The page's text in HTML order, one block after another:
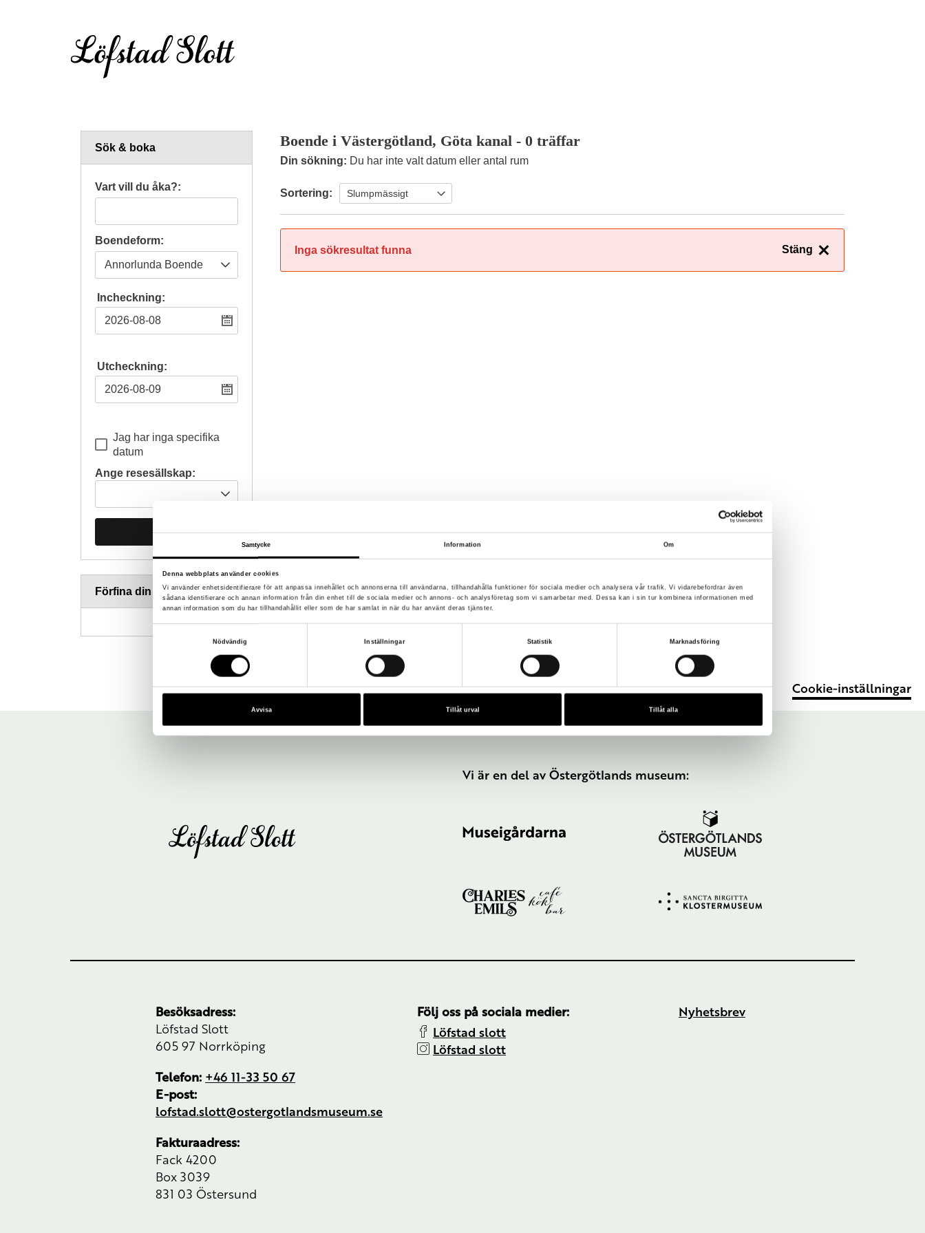
Samtycke Information Om
Denna webbplats använder cookies
Vi använder enhetsidentifierare för att anpassa innehållet och annonserna till användarna, tillhandahålla funktioner för sociala medier och analysera vår trafik. Vi vidarebefordrar även
sådana identifierare och annan information från din enhet till de sociala medier och annons- och analysföretag som vi samarbetar med. Dessa kan i sin tur kombinera informationen med
annan information som du har tillhandahållit eller som de har samlat in när du har använt deras tjänster.
Nödvändig
Inställningar Statistik Marknadsföring
Avvisa Tillåt urval Tillåt alla
Boende i Västergötland, Göta kanal - 0 träffar
Din sökning: Du har inte valt datum eller antal rum
Sortering:
Stäng
Inga sökresultat funna
Sök & boka
Vart vill du åka?:
Boendeform:
Incheckning:
Utcheckning:
Jag har inga specifika
datum
Ange resesällskap:
Sök
Förfina din sökning
Cookie-inställningar
Vi är en del av Östergötlands museum:
Besöksadress:
Löfstad Slott
605 97 Norrköping
Telefon: +46 11-33 50 67
E-post:
lofstad.slott@ostergotlandsmuseum.se
Fakturaadress:
Fack 4200
Box 3039
831 03 Östersund
Följ oss på sociala medier:
Löfstad slott
Löfstad slott
Nyhetsbrev